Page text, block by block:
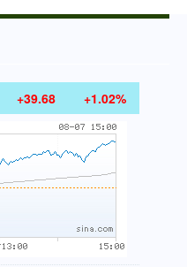
+39.68 +1.02%